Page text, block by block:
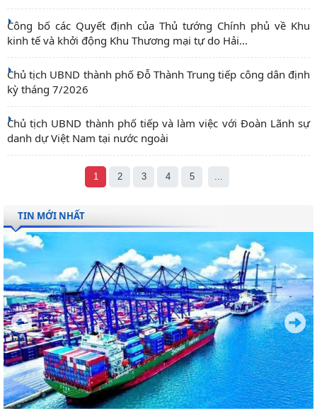
Công bố các Quyết định của Thủ tướng Chính phủ về Khu
kinh tế và khởi động Khu Thương mại tự do Hải...
Chủ tịch UBND thành phố Đỗ Thành Trung tiếp công dân định
kỳ tháng 7/2026
Chủ tịch UBND thành phố tiếp và làm việc với Đoàn Lãnh sự
danh dự Việt Nam tại nước ngoài
1 2 3 4 5 ...
TIN MỚI NHẤT